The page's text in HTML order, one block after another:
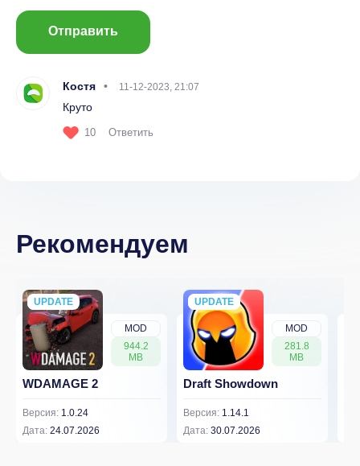
Отправить
Костя 11-12-2023, 21:07
Круто
10 Ответить
Рекомендуем
MOD
944.2
MB
UPDATE
NEW
WDAMAGE 2
Версия: 1.0.24
Дата: 24.07.2026
MOD
281.8
MB
UPDATE
NEW
Draft Showdown
Версия: 1.14.1
Дата: 30.07.2026